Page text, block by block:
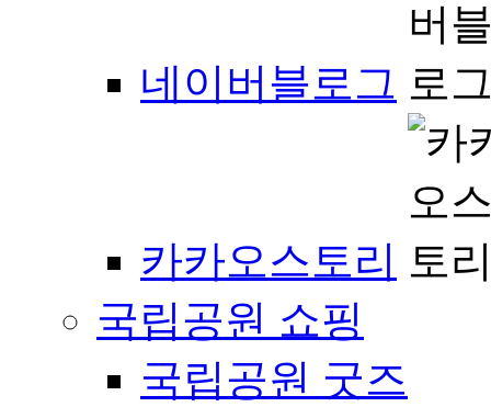
네이버블로그
카카오스토리
국립공원 쇼핑
국립공원 굿즈